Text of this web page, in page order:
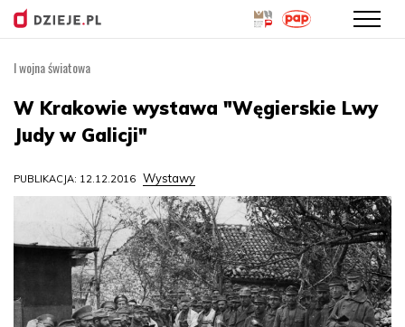
treści
I wojna światowa
W Krakowie wystawa "Węgierskie Lwy
Judy w Galicji"
PUBLIKACJA: 12.12.2016 Wystawy